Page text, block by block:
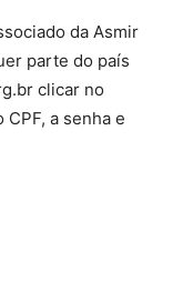
da Asmir
parte do país
clicar no
CPF, a senha e